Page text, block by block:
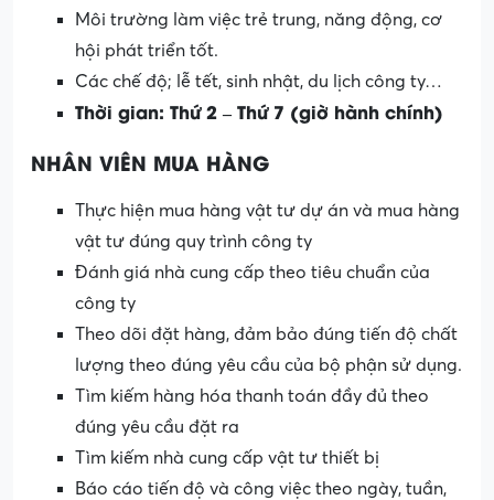
Môi trường làm việc trẻ trung, năng động, cơ
hội phát triển tốt.
Các chế độ; lễ tết, sinh nhật, du lịch công ty…
Thời gian: Thứ 2 – Thứ 7 (giờ hành chính)
NHÂN VIÊN MUA HÀNG
Thực hiện mua hàng vật tư dự án và mua hàng
vật tư đúng quy trình công ty
Đánh giá nhà cung cấp theo tiêu chuẩn của
công ty
Theo dõi đặt hàng, đảm bảo đúng tiến độ chất
lượng theo đúng yêu cầu của bộ phận sử dụng.
Tìm kiếm hàng hóa thanh toán đầy đủ theo
đúng yêu cầu đặt ra
Tìm kiếm nhà cung cấp vật tư thiết bị
Báo cáo tiến độ và công việc theo ngày, tuần,